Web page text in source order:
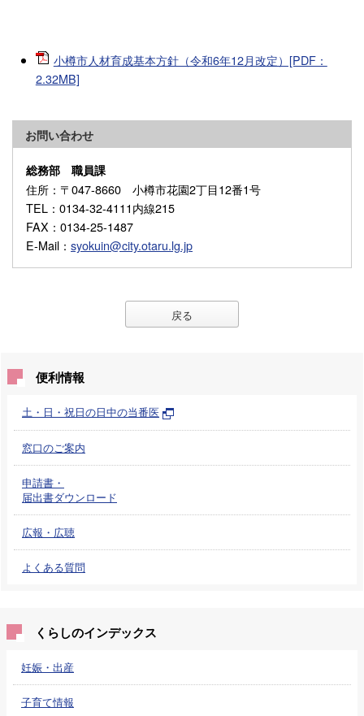
小樽市人材育成基本方針（令和6年12月改定）[PDF：
2.32MB]
お問い合わせ
総務部 職員課
住所 ：〒047-8660 小樽市花園2丁目12番1号
TEL ：0134-32-4111内線215
FAX ：0134-25-1487
E-Mail ： syokuin@city.otaru.lg.jp
戻る
便利情報
土・日・祝日の日中の当番医
窓口のご案内
申請書・
届出書ダウンロード
広報・広聴
よくある質問
くらしのインデックス
妊娠・出産
子育て情報